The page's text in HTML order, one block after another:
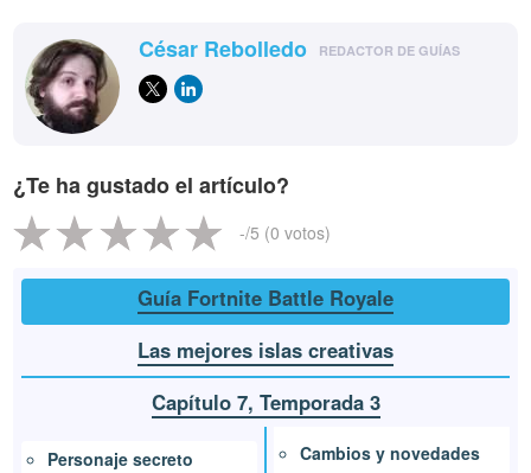
César Rebolledo REDACTOR DE GUÍAS
¿Te ha gustado el artículo?
-/5 (0 votos)
Guía Fortnite Battle Royale
Las mejores islas creativas
Capítulo 7, Temporada 3
Personaje secreto Cambios y novedades